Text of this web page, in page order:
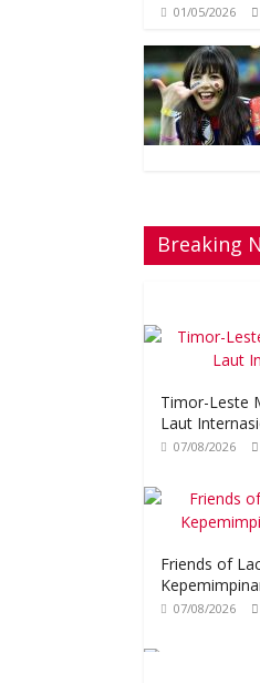
01/05/2026
Breaking
Timor-Leste
Laut
07/08/2026
Friends of
07/08/2026